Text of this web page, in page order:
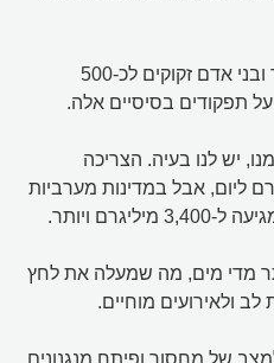
ללא נתרן, לא יכול הגוף לתפקד ובני אדם זקוקים לכ-500
על תפקודים בסיסיים אלה.
יש לנו בעיה. הצריכה
עד 2,300 מיליגרם ליום, אבל במדינות מערביות
ויותר.
מדי מים, מה שמעלה את לחץ
ולאירועים מוחיים.
של מחסור ופיתח מנגנונים